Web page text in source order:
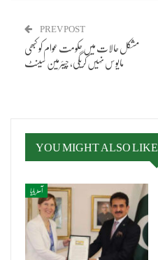
PREV POST
مشکل حالات میں حکومت عوام کو کبھی
مایوس نہیں کریگی، چیئرمین سینٹ
YOU MIGHT ALSO LIKE
آسٹریلیا